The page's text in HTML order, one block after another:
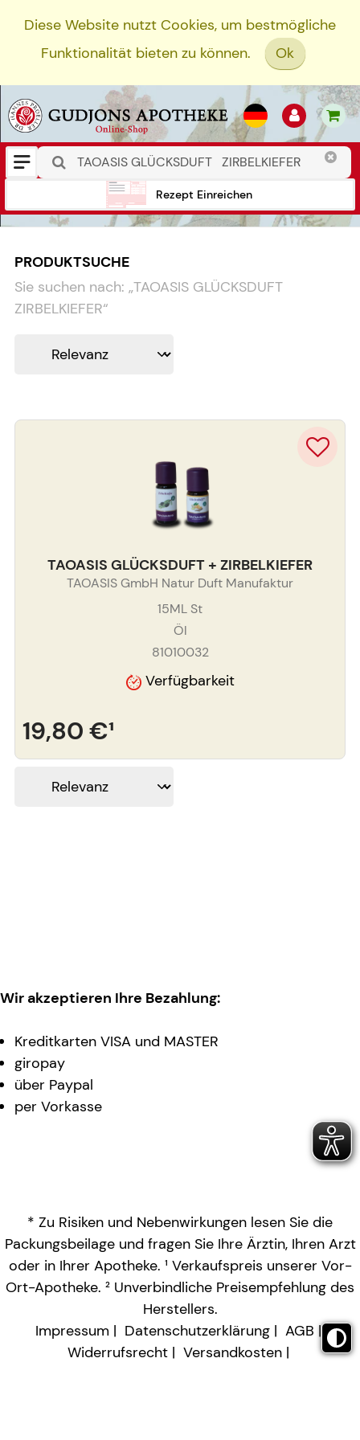
Diese Website nutzt Cookies, um bestmögliche
Funktionalität bieten zu können.
Ok
Rezept Einreichen
PRODUKTSUCHE
Sie suchen nach: „TAOASIS GLÜCKSDUFT
ZIRBELKIEFER“
TAOASIS GLÜCKSDUFT + ZIRBELKIEFER
TAOASIS GmbH Natur Duft Manufaktur
15ML St
Öl
81010032
Verfügbarkeit
19,80 €¹
Wir akzeptieren Ihre Bezahlung:
Kreditkarten VISA und MASTER
giropay
über Paypal
per Vorkasse
* Zu Risiken und Nebenwirkungen lesen Sie die
Packungsbeilage und fragen Sie Ihre Ärztin, Ihren Arzt
oder in Ihrer Apotheke. ¹ Verkaufspreis unserer Vor-
Ort-Apotheke. ² Unverbindliche Preisempfehlung des
Herstellers.
Impressum
Datenschutzerklärung
AGB
Widerrufsrecht
Versandkosten